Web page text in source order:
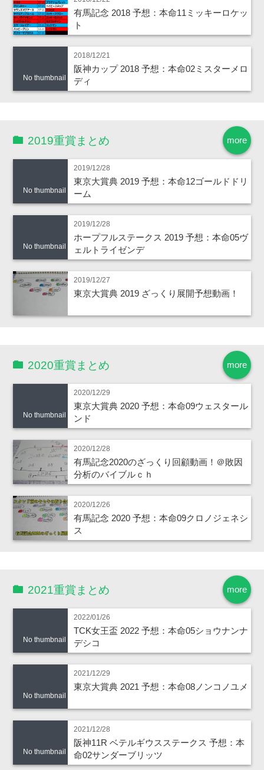
有馬記念 2018 予想：本命11ミッキーロケッ
ト
No thumbnail
2018/12/21
阪神カップ 2018 予想：本命02ミスターメロ
ディ
more
2019重賞まとめ
No thumbnail
2019/12/28
東京大賞典 2019 予想：本命12ゴールドドリ
ーム
No thumbnail
2019/12/28
ホープフルステークス 2019 予想：本命05ヴ
ェルトライゼンデ
2019/12/27
東京大賞典 2019 ざっくり展開予想動画！
more
2020重賞まとめ
No thumbnail
2020/12/29
東京大賞典 2020 予想：本命09ウェスタール
ンド
2020/12/28
有馬記念2020のざっくり回顧動画！＠敗因
分析のバイブルｃｈ
2020/12/26
有馬記念 2020 予想：本命09クロノジェネシ
ス
more
2021重賞まとめ
No thumbnail
2022/01/26
TCK女王盃 2022 予想：本命05ショウナンナ
デシコ
No thumbnail
2021/12/29
東京大賞典 2021 予想：本命08ノンコノユメ
No thumbnail
2021/12/28
阪神11R ベテルギウスステークス 予想：本
命02サンダーブリッツ